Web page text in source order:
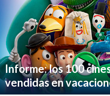
Informe: los 100
vendidas en